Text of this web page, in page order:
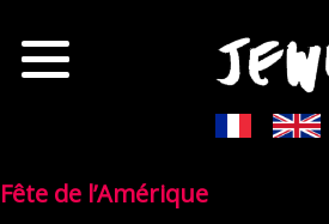
Fête de l’Amérique